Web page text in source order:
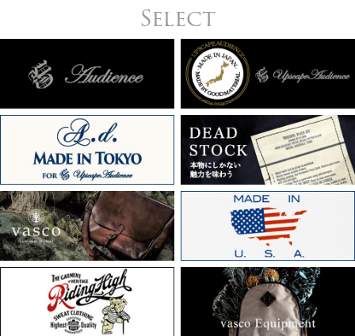
Select